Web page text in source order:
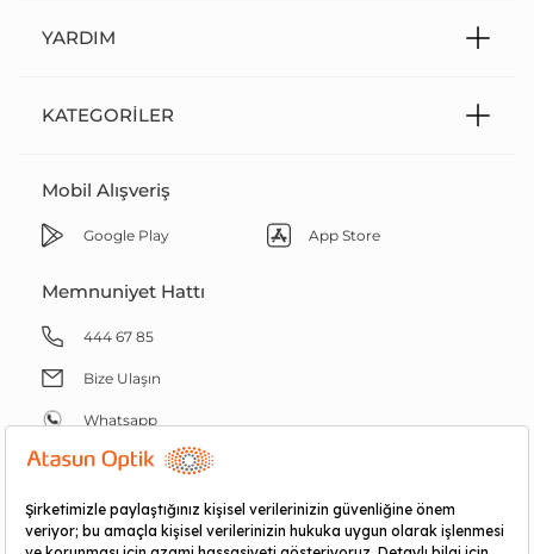
YARDIM
KATEGORILER
Mobil Alışveriş
Google Play App Store
Memnuniyet Hattı
444 67 85
Bize Ulaşın
Whatsapp